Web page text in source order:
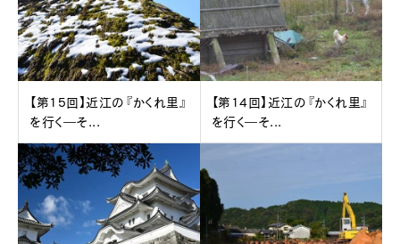
【第15回】近江の『かくれ里』
を行く―そ...
【第14回】近江の『かくれ里』
を行く―そ...